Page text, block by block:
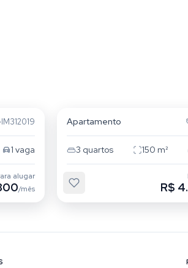
IM312019
1 vaga
alugar
/mês
Apartamento
3 quartos 150 m²
R$